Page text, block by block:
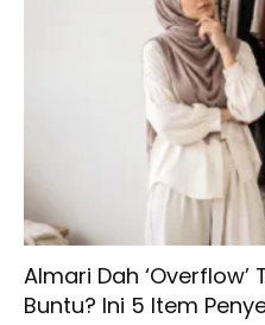
Almari Dah ‘Overflow’
Buntu? Ini 5 Item